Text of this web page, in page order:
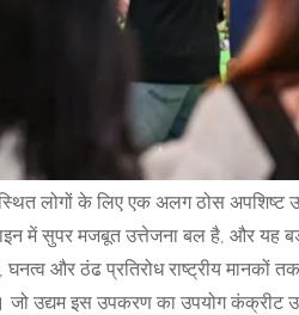
लोगों के लिए एक अलग ठोस
में सुपर मजबूत उत्तेजना बल है, और यह
और ठंढ प्रतिरोध राष्ट्रीय
उद्यम इस उपकरण का उपयोग कंक्रीट